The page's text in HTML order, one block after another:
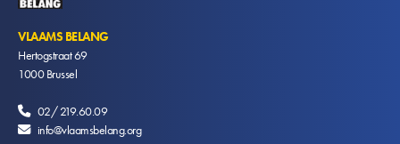
VLAAMS BELANG
Hertogstraat 69
1000 Brussel
02/ 219.60.09
info@vlaamsbelang.org